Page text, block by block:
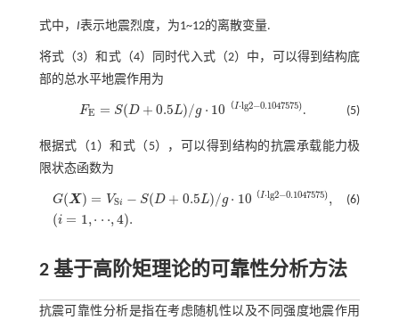
式中， I表示地震烈度，为1~12的离散变量.
将式（3）和 式（4） 同时代入式（2） 中，可以得到结构底
部的总水平地震作用为
FE = S(D + 0.5L)/g ⋅ 10 （I⋅lg2−0.1047575)
F E= S(D +0.5L / ⋅10（I⋅ g2 0.1047575 . (5)
根据式（1）和 式（5）
，可以得到结构的抗震承载能力极
限状态函数为
G(X ) = VSi − S(D + 0.5L)/g ⋅ 10（ I⋅lg2−0.1047575),
(i = 1,⋅ ⋅ ⋅,4).
G (X VS +0.5
(6)
2 基于高阶矩理论的可靠性分析方法
抗震可靠性分析是指在考虑随机性以及不同强度地震作用